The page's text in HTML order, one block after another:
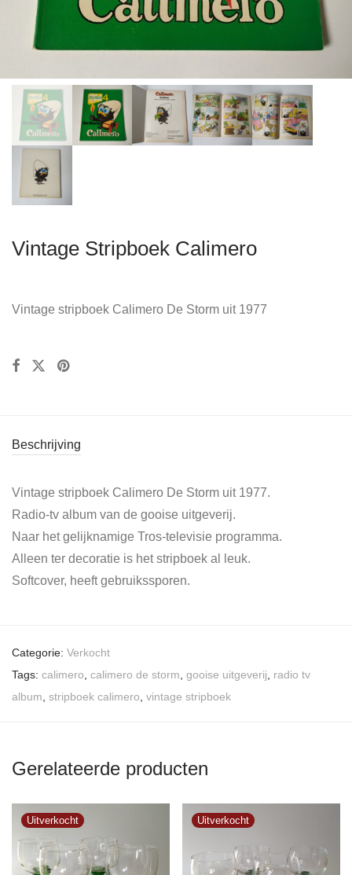
Vintage Stripboek Calimero
Vintage stripboek Calimero De Storm uit 1977
Beschrijving
Vintage stripboek Calimero De Storm uit 1977.
Radio-tv album van de gooise uitgeverij.
Naar het gelijknamige Tros-televisie programma.
Alleen ter decoratie is het stripboek al leuk.
Softcover, heeft gebruikssporen.
Categorie: Verkocht
Tags: calimero calimero de storm gooise uitgeverij
radio tv
album stripboek calimero vintage stripboek
Gerelateerde producten